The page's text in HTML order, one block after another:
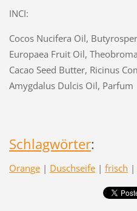
INCI:
Cocos Nucifera Oil,
Europaea Fruit Oil, Theobroma
Cacao Seed Butter, Ricinus
Amygdalus Dulcis Oil, Parfum
Schlagwörter:
Orange | Duschseife | frisch |